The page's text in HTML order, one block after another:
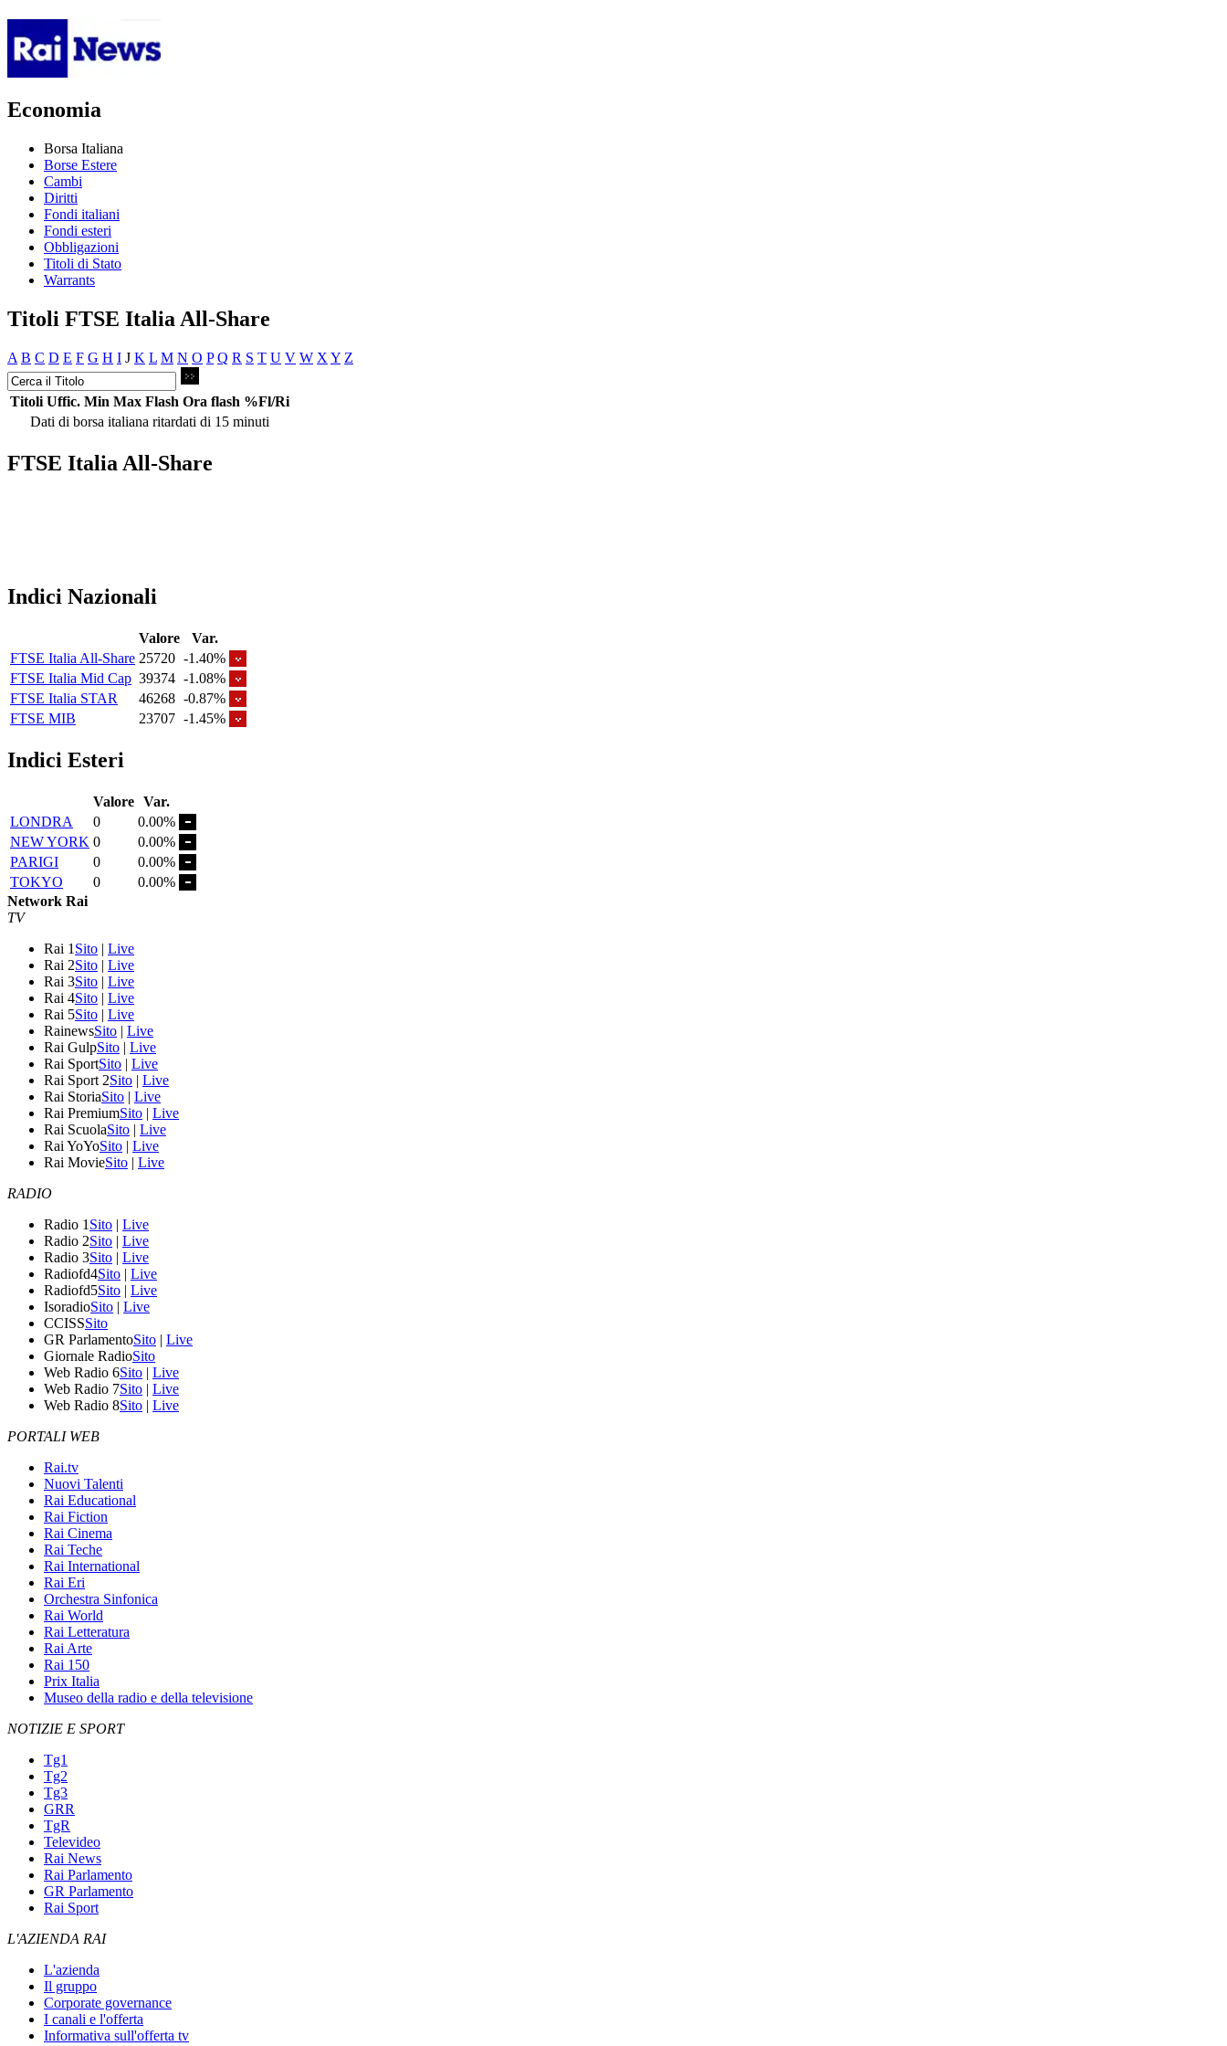
Economia
Borsa Italiana
Borse Estere
Cambi
Diritti
Fondi italiani
Fondi esteri
Obbligazioni
Titoli di Stato
Warrants
Titoli FTSE Italia All-Share
A B C D E F G H I J K L M N O P Q R S T U V W X Y Z
Titoli Uffic. Min Max Flash Ora flash %Fl/Ri
Dati di borsa italiana ritardati di 15 minuti
FTSE Italia All-Share
Indici Nazionali
Valore
Var.
FTSE Italia All-Share 25720 -1.40%
FTSE Italia Mid Cap 39374 -1.08%
FTSE Italia STAR
46268 -0.87%
FTSE MIB
23707 -1.45%
Indici Esteri
Valore Var.
LONDRA
0
0.00%
NEW YORK 0
0.00%
PARIGI
0
0.00%
TOKYO
0
0.00%
Network Rai
TV
Rai 1 Sito | Live
Rai 2Sito | Live
Rai 3Sito | Live
Rai 4Sito | Live
Rai 5Sito | Live
RainewsSito | Live
Rai GulpSito | Live
Rai SportSito | Live
Rai Sport 2Sito | Live
Rai StoriaSito | Live
Rai PremiumSito | Live
Rai ScuolaSito | Live
Rai YoYoSito | Live
Rai MovieSito | Live
RADIO
Radio 1 Sito | Live
Radio 2Sito | Live
Radio 3Sito | Live
Radiofd4Sito | Live
Radiofd5Sito | Live
IsoradioSito | Live
CCISSSito
GR ParlamentoSito | Live
Giornale RadioSito
Web Radio 6Sito | Live
Web Radio 7Sito | Live
Web Radio 8Sito | Live
PORTALI WEB
Rai.tv
Nuovi Talenti
Rai Educational
Rai Fiction
Rai Cinema
Rai Teche
Rai International
Rai Eri
Orchestra Sinfonica
Rai World
Rai Letteratura
Rai Arte
Rai 150
Prix Italia
Museo della radio e della televisione
NOTIZIE E SPORT
Tg1
Tg2
Tg3
GRR
TgR
Televideo
Rai News
Rai Parlamento
GR Parlamento
Rai Sport
L'AZIENDA RAI
L'azienda
Il gruppo
Corporate governance
I canali e l'offerta
Informativa sull'offerta tv